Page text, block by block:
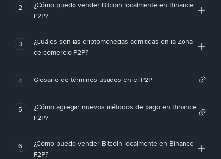
2
¿Cómo puedo vender Bitcoin localmente en Binance
P2P?
3
¿Cuáles son las criptomonedas admitidas en la Zona
de comercio P2P?
4 Glosario de términos usados en el P2P
5
¿Cómo agregar nuevos métodos de pago en Binance
P2P?
6
¿Cómo puedo vender Bitcoin localmente en Binance
P2P?